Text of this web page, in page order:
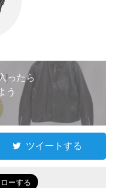
ったら
う
ツイートする